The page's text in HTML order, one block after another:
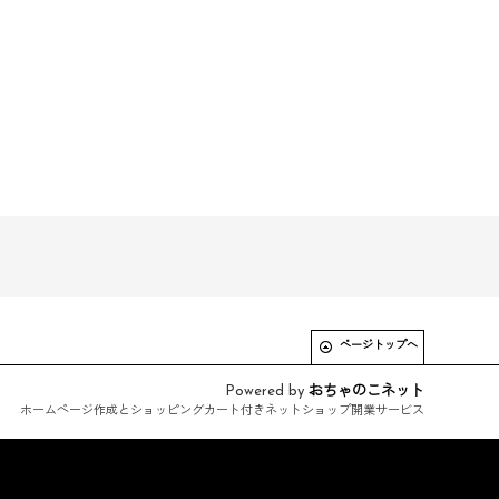
ページトップへ
Powered by おちゃのこネット
ホームページ作成とショッピングカート付きネットショップ開業サービス